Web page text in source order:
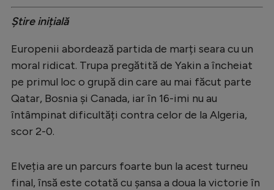
Știre inițială
Europenii abordează partida de marți seara cu un
moral ridicat. Trupa pregătită de Yakin a încheiat
pe primul loc o grupă din care au mai făcut parte
Qatar, Bosnia și Canada, iar în 16-imi nu au
întâmpinat dificultăți contra celor de la Algeria,
scor 2-0.
Elveția are un parcurs foarte bun la acest turneu
final, însă este cotată cu șansa a doua la victorie în